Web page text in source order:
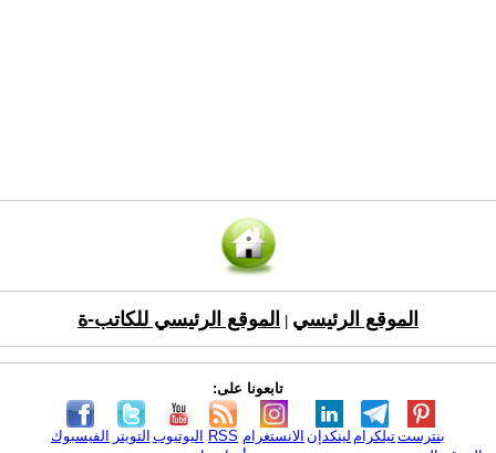
الموقع الرئيسي الموقع الرئيسي للكاتب-ة
تابعونا على:
الفيسبوك التويتر اليوتيوب RSS الانستغرام لينكدإن تيلكرامبنترست